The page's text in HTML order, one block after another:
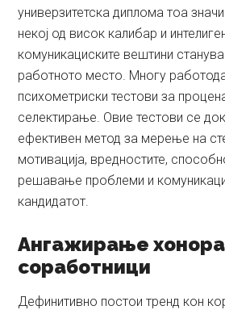
универзитетска диплома тоа
некој од висок калибар и
комуникациските вештини
работното место. Многу
психометриски тестови за
селектирање. Овие тестови се
ефективен метод за мерење на
мотивација, вредностите,
решавање проблеми и
кандидатот.
Ангажирање
соработници
Дефинитивно постои тренд кон